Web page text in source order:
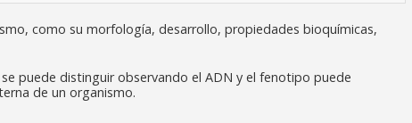
como su morfología, desarrollo, propiedades bioquímicas,
se puede distinguir observando el ADN y el fenotipo puede
de un organismo.